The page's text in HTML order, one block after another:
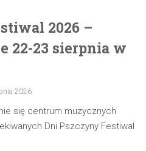
2026 –
22-23 sierpnia w
2026
się centrum muzycznych
Dni Pszczyny Festiwal